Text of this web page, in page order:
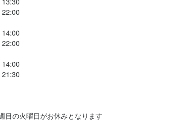
目の火曜日がお休みとなります